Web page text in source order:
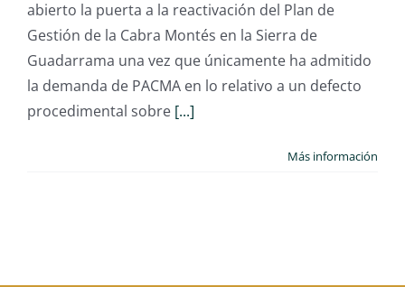
abierto la puerta a la reactivación del Plan de
Gestión de la Cabra Montés en la Sierra de
Guadarrama una vez que únicamente ha admitido
la demanda de PACMA en lo relativo a un defecto
procedimental sobre [...]
Más información